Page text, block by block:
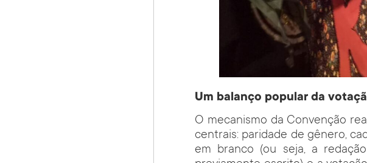
Um balanço popular da
O mecanismo da Convenção
centrais: paridade de gênero,
em branco (ou seja, a